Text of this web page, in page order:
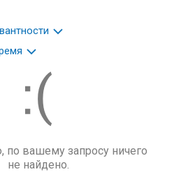
по вашему запросу ничего
не найдено.